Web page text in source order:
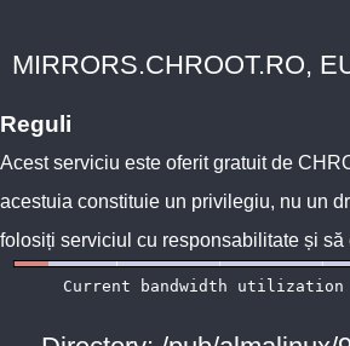
MIRRORS.CHROOT.RO,
Reguli
Acest serviciu este oferit gratuit de
acestuia constituie un privilegiu, nu un
folosiți serviciul cu responsabilitate și să